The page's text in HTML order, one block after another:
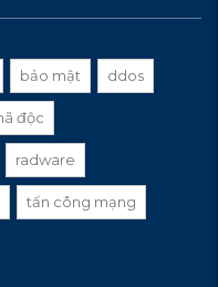
bảo mật ddos
độc
radware
tấn công mạng